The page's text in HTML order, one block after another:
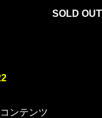
SOLD OUT
ンテンツ